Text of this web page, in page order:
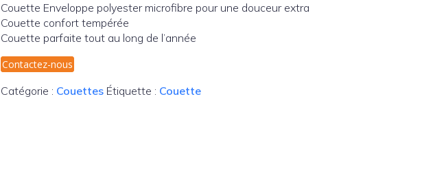
Couette Enveloppe polyester microfibre pour une douceur extra
Couette confort tempérée
Couette parfaite tout au long de l’année
Contactez-nous
Catégorie : Couettes Étiquette : Couette